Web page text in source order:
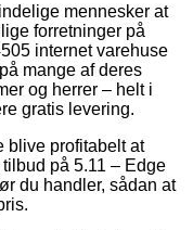
mennesker at
forretninger på
internet varehuse
mange af deres
og herrer – helt i
gratis levering.
blive profitabelt at
på 5.11 – Edge
du handler, sådan at